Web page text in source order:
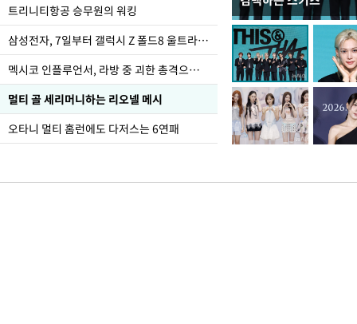
트리니티항공 승무원의 워킹
삼성전자, 7일부터 갤럭시 Z 폴드8 울트라·폴드8·플립8 출시
멕시코 인플루언서, 라방 중 괴한 총격으로 사망
멀티 골 세리머니하는 리오넬 메시
오타니 멀티 홈런에도 다저스는 6연패
입추 하루 앞둔 전남
폭염